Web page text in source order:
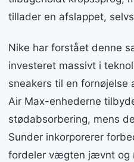
tillader en afslappet,
Nike har forstået denne
investeret massivt i
sneakers til en
Air Max-enhederne
stødabsorbering, mens
Sunder inkorporerer
fordeler vægten jævnt og